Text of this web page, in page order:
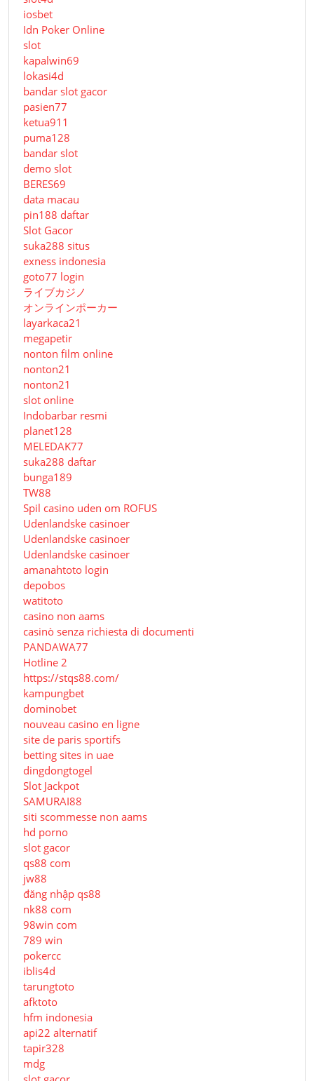
iosbet
Idn Poker Online
slot
kapalwin69
lokasi4d
bandar slot gacor
pasien77
ketua911
puma128
bandar slot
demo slot
BERES69
data macau
pin188 daftar
Slot Gacor
suka288 situs
exness indonesia
goto77 login
ライブカジノ
オンラインポーカー
layarkaca21
megapetir
nonton film online
nonton21
nonton21
slot online
Indobarbar resmi
planet128
MELEDAK77
suka288 daftar
bunga189
TW88
Spil casino uden om ROFUS
Udenlandske casinoer
Udenlandske casinoer
Udenlandske casinoer
amanahtoto login
depobos
watitoto
casino non aams
casinò senza richiesta di documenti
PANDAWA77
Hotline 2
https://stqs88.com/
kampungbet
dominobet
nouveau casino en ligne
site de paris sportifs
betting sites in uae
dingdongtogel
Slot Jackpot
SAMURAI88
siti scommesse non aams
hd porno
slot gacor
qs88 com
jw88
đăng nhập qs88
nk88 com
98win com
789 win
pokercc
iblis4d
tarungtoto
afktoto
hfm indonesia
api22 alternatif
tapir328
mdg